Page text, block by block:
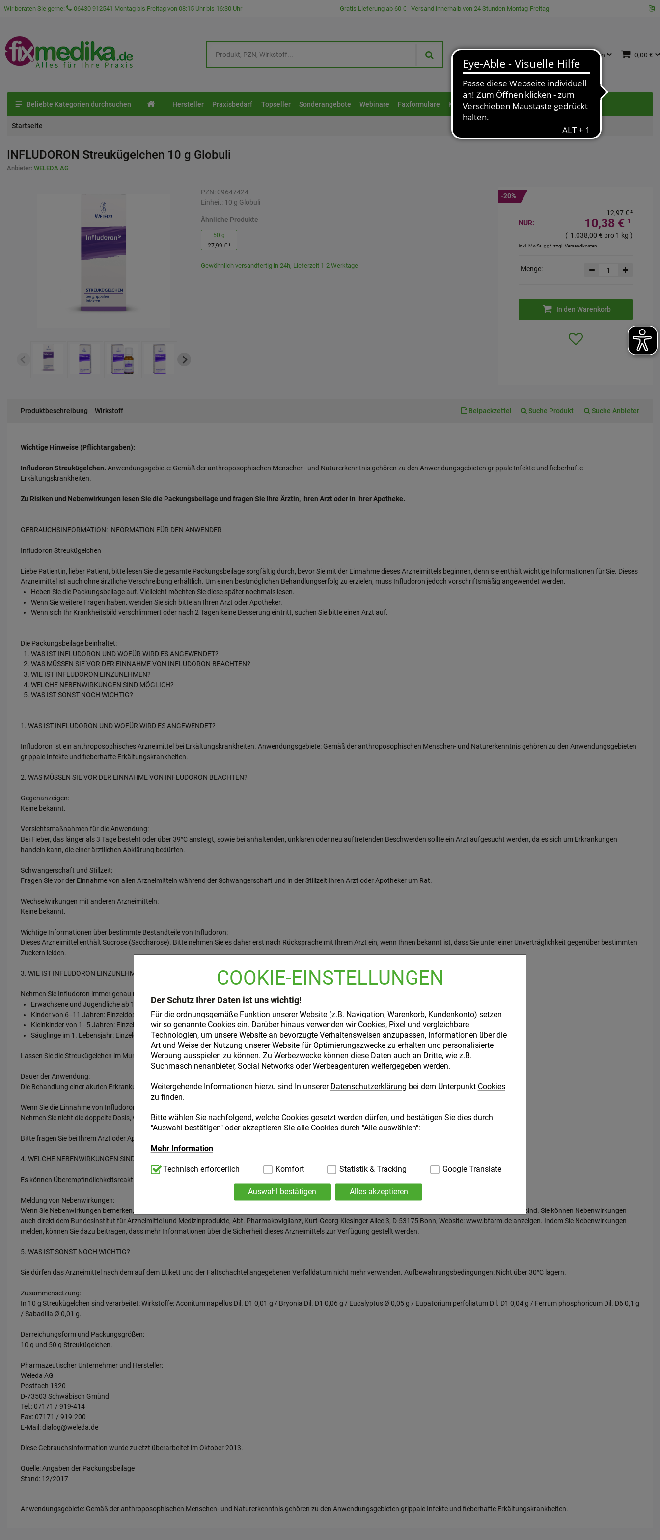
COOKIE-EINSTELLUNGEN
Der Schutz Ihrer Daten ist uns wichtig!
Für die ordnungsgemäße Funktion unserer Website (z.B. Navigation, Warenkorb, Kundenkonto) setzen
wir so genannte Cookies ein. Darüber hinaus verwenden wir Cookies, Pixel und vergleichbare
Technologien, um unsere Website an bevorzugte Verhaltensweisen anzupassen, Informationen über die
Art und Weise der Nutzung unserer Website für Optimierungszwecke zu erhalten und personalisierte
Werbung ausspielen zu können. Zu Werbezwecke können diese Daten auch an Dritte, wie z.B.
Suchmaschinenanbieter, Social Networks oder Werbeagenturen weitergegeben werden.
Weitergehende Informationen hierzu sind In unserer Datenschutzerklärung bei dem Unterpunkt Cookies
zu finden.
Bitte wählen Sie nachfolgend, welche Cookies gesetzt werden dürfen, und bestätigen Sie dies durch
"Auswahl bestätigen" oder akzeptieren Sie alle Cookies durch "Alle auswählen":
Mehr Information
Technisch Notwendig: Hierbei handelt es sich um Cookies, die für die Grundfunktionen unserer Website
beispielsweise für die Wiedererkennung des Besuchers oder unsere Seite an bevorzugte
Verhaltensweisen (z.B. Spracheinstellung) anzupassen. Komfort-Cookies ermöglichen es uns auch auf
Website sammeln, mit deren Hilfe wir unsere Website weiter für Sie optimieren können, den Inhalt auf
werden.
Technisch erforderlich Komfort Statistik & Tracking Google Translate
Auswahl bestätigen Alles akzeptieren
Wir beraten Sie gerne: 06430 912541 Montag bis Freitag von 08:15 Uhr bis 16:30 Uhr Gratis Lieferung ab 60 € - Versand innerhalb von 24 Stunden Montag-Freitag
Anmelden 0,00 €
Beliebte Kategorien durchsuchen Hersteller Praxisbedarf Topseller Sonderangebote Webinare Faxformulare Kontakt
Startseite
INFLUDORON Streukügelchen 10 g Globuli
Anbieter: WELEDA AG
PZN: 09647424
Einheit: 10 g Globuli
Ähnliche Produkte
50 g
27,99 € ¹
Gewöhnlich versandfertig in 24h, Lieferzeit 1-2 Werktage
NUR: 10,38 € ¹
12,97 €²
inkl. MwSt. ggf. zzgl. Versandkosten
( 1.038,00 € pro 1 kg )
-20%
Menge:
In den Warenkorb
Produktbeschreibung Wirkstoff Beipackzettel Suche Produkt Suche Anbieter
Wichtige Hinweise (Pflichtangaben):
Infludoron Streukügelchen. Anwendungsgebiete: Gemäß der anthroposophischen Menschen- und Naturerkenntnis gehören zu den Anwendungsgebieten grippale Infekte und fieberhafte
Erkältungskrankheiten.
Zu Risiken und Nebenwirkungen lesen Sie die Packungsbeilage und fragen Sie Ihre Ärztin, Ihren Arzt oder in Ihrer Apotheke.
GEBRAUCHSINFORMATION: INFORMATION FÜR DEN ANWENDER
Infludoron Streukügelchen
Liebe Patientin, lieber Patient, bitte lesen Sie die gesamte Packungsbeilage sorgfältig durch, bevor Sie mit der Einnahme dieses Arzneimittels beginnen, denn sie enthält wichtige Informationen für Sie. Dieses
Arzneimittel ist auch ohne ärztliche Verschreibung erhältlich. Um einen bestmöglichen Behandlungserfolg zu erzielen, muss Infludoron jedoch vorschriftsmäßig angewendet werden.
Heben Sie die Packungsbeilage auf. Vielleicht möchten Sie diese später nochmals lesen.
Wenn Sie weitere Fragen haben, wenden Sie sich bitte an Ihren Arzt oder Apotheker.
Wenn sich Ihr Krankheitsbild verschlimmert oder nach 2 Tagen keine Besserung eintritt, suchen Sie bitte einen Arzt auf.
Die Packungsbeilage beinhaltet:
WAS IST INFLUDORON UND WOFÜR WIRD ES ANGEWENDET?
WAS MÜSSEN SIE VOR DER EINNAHME VON INFLUDORON BEACHTEN?
WIE IST INFLUDORON EINZUNEHMEN?
WELCHE NEBENWIRKUNGEN SIND MÖGLICH?
WAS IST SONST NOCH WICHTIG?
1. WAS IST INFLUDORON UND WOFÜR WIRD ES ANGEWENDET?
Infludoron ist ein anthroposophisches Arzneimittel bei Erkältungskrankheiten. Anwendungsgebiete: Gemäß der anthroposophischen Menschen- und Naturerkenntnis gehören zu den Anwendungsgebieten
grippale Infekte und fieberhafte Erkältungskrankheiten.
2. WAS MÜSSEN SIE VOR DER EINNAHME VON INFLUDORON BEACHTEN?
Gegenanzeigen:
Keine bekannt.
Vorsichtsmaßnahmen für die Anwendung:
Bei Fieber, das länger als 3 Tage besteht oder über 39°C ansteigt, sowie bei anhaltenden, unklaren oder neu auftretenden Beschwerden sollte ein Arzt aufgesucht werden, da es sich um Erkrankungen
handeln kann, die einer ärztlichen Abklärung bedürfen.
Schwangerschaft und Stillzeit:
Fragen Sie vor der Einnahme von allen Arzneimitteln während der Schwangerschaft und in der Stillzeit Ihren Arzt oder Apotheker um Rat.
Wechselwirkungen mit anderen Arzneimitteln:
Keine bekannt.
Wichtige Informationen über bestimmte Bestandteile von Infludoron:
Dieses Arzneimittel enthält Sucrose (Saccharose). Bitte nehmen Sie es daher erst nach Rücksprache mit Ihrem Arzt ein, wenn Ihnen bekannt ist, dass Sie unter einer Unverträglichkeit gegenüber bestimmten
Zuckern leiden.
3. WIE IST INFLUDORON EINZUNEHMEN?
Nehmen Sie Infludoron immer genau nach der Anweisung in dieser Packungsbeilage ein. Falls vom Arzt nicht anders verordnet, ist die übliche Dosis:
Erwachsene und Jugendliche ab 12 Jahren: Einzeldosis 15 Streukügelchen alle 1--2 Stunden,
Kinder von 6--11 Jahren: Einzeldosis 8--10 Streukügelchen alle 1--2 Stunden,
Kleinkinder von 1--5 Jahren: Einzeldosis 5--10 Streukügelchen 3--4 mal täglich,
Säuglinge im 1. Lebensjahr: Einzeldosis 3--5 Streukügelchen 3--4 mal täglich.
Lassen Sie die Streukügelchen im Mund zergehen.
Dauer der Anwendung:
Die Behandlung einer akuten Erkrankung sollte nach 2 Wochen abgeschlossen sein. Tritt innerhalb von 2 Tagen keine Besserung ein, sollte ein Arzt aufgesucht werden.
Wenn Sie die Einnahme von Infludoron vergessen haben:
Nehmen Sie nicht die doppelte Dosis, wenn Sie die vorherige Einnahme vergessen haben.
Bitte fragen Sie bei Ihrem Arzt oder Apotheker nach, wenn Sie sich bei der Anwendung dieses Arzneimittels nicht ganz sicher sind.
4. WELCHE NEBENWIRKUNGEN SIND MÖGLICH?
Es können Überempfindlichkeitsreaktionen (z.B. Juckreiz, Hautausschlag, Nesselsucht) auftreten.
Meldung von Nebenwirkungen:
Wenn Sie Nebenwirkungen bemerken, wenden Sie sich an Ihren Arzt oder Apotheker. Dies gilt auch für Nebenwirkungen, die nicht in dieser Packungsbeilage angegeben sind. Sie können Nebenwirkungen
auch direkt dem Bundesinstitut für Arzneimittel und Medizinprodukte, Abt. Pharmakovigilanz, Kurt-Georg-Kiesinger Allee 3, D-53175 Bonn, Website: www.bfarm.de anzeigen. Indem Sie Nebenwirkungen
melden, können Sie dazu beitragen, dass mehr Informationen über die Sicherheit dieses Arzneimittels zur Verfügung gestellt werden.
5. WAS IST SONST NOCH WICHTIG?
Sie dürfen das Arzneimittel nach dem auf dem Etikett und der Faltschachtel angegebenen Verfalldatum nicht mehr verwenden. Aufbewahrungsbedingungen: Nicht über 30°C lagern.
Zusammensetzung:
In 10 g Streukügelchen sind verarbeitet: Wirkstoffe: Aconitum napellus Dil. D1 0,01 g / Bryonia Dil. D1 0,06 g / Eucalyptus Ø 0,05 g / Eupatorium perfoliatum Dil. D1 0,04 g / Ferrum phosphoricum Dil. D6 0,1 g
/ Sabadilla Ø 0,01 g.
Darreichungsform und Packungsgrößen:
10 g und 50 g Streukügelchen.
Pharmazeutischer Unternehmer und Hersteller:
Weleda AG
Postfach 1320
D-73503 Schwäbisch Gmünd
Tel.: 07171 / 919-414
Fax: 07171 / 919-200
E-Mail: dialog@weleda.de
Diese Gebrauchsinformation wurde zuletzt überarbeitet im Oktober 2013.
Quelle: Angaben der Packungsbeilage
Stand: 12/2017
Anwendungsgebiete: Gemäß der anthroposophischen Menschen- und Naturerkenntnis gehören zu den Anwendungsgebieten grippale Infekte und fieberhafte Erkältungskrankheiten.